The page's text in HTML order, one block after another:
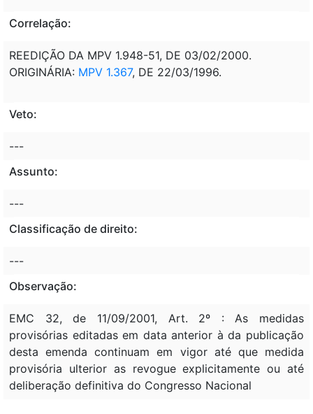
Correlação:
REEDIÇÃO DA MPV 1.948-51, DE 03/02/2000.
ORIGINÁRIA: MPV 1.367, DE 22/03/1996.
Veto:
---
Assunto:
---
Classificação de direito:
---
Observação:
EMC 32, de 11/09/2001, Art. 2º : As medidas
provisórias editadas em data anterior à da publicação
desta emenda continuam em vigor até que medida
provisória ulterior as revogue explicitamente ou até
deliberação definitiva do Congresso Nacional